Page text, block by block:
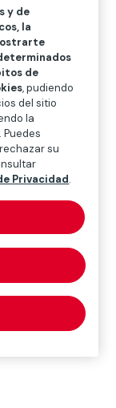
cuenta para
laXII edición
colaborar
de
solidario tiene
para la
y de
la
de
, pudiendo
del sitio
la
su
Privacidad.